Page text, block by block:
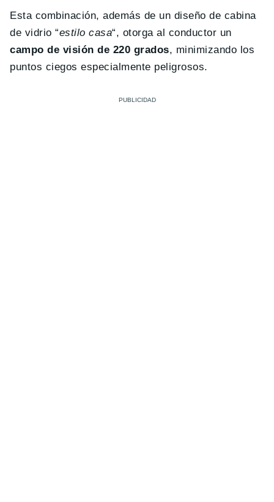
Esta combinación, además de un diseño de cabina
de vidrio “estilo casa“, otorga al conductor un
campo de visión de 220 grados, minimizando los
puntos ciegos especialmente peligrosos.